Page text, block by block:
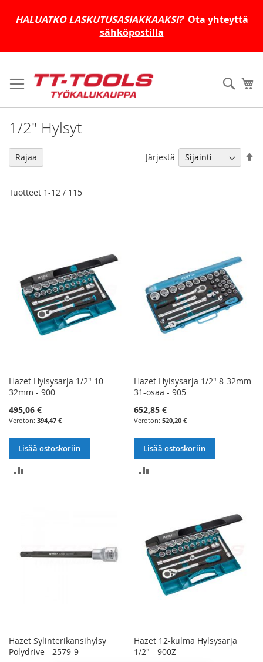
HALUATKO LASKUTUSASIAKKAAKSI?Ota yhteyttä
sähköpostilla
to
Content
Haku
1/2" Hylsyt
Tuotteet 1-12 / 115
Järjestä
Hazet Hylsysarja 1/2" 10-
32mm - 900
495,06 €
394,47 €
Lisää ostoskoriin
Hazet Hylsysarja 1/2" 8-32mm
31-osaa - 905
652,85 €
520,20 €
Lisää ostoskoriin
Hazet Sylinterikansihylsy
Polydrive - 2579-9
Hazet 12-kulma Hylsysarja
1/2" - 900Z
Rajaa